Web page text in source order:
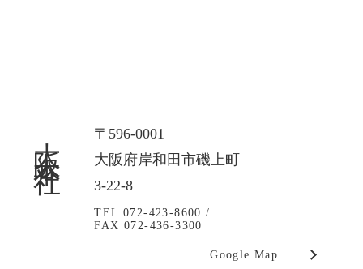
大阪本社
〒596-0001
大阪府岸和田市磯上町
3-22-8
TEL 072-423-8600 /
FAX 072-436-3300
Google Map